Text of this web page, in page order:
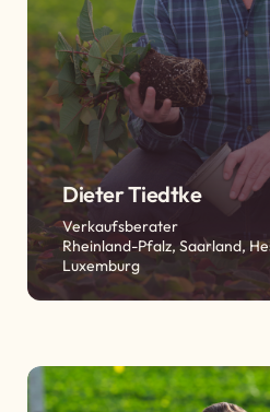
Dieter Tiedtke
Verkaufsberater
Rheinland-Pfalz, Saarland,
Luxemburg